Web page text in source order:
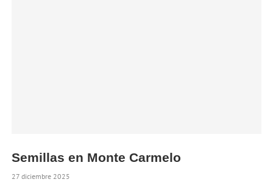
Semillas en Monte Carmelo
27 diciembre 2025